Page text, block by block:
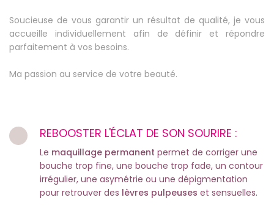
Soucieuse de vous garantir un résultat de qualité, je vous
accueille individuellement afin de définir et répondre
parfaitement à vos besoins.
Ma passion au service de votre beauté.
REBOOSTER L'ÉCLAT DE SON SOURIRE :
Le maquillage permanent permet de corriger une
bouche trop fine, une bouche trop fade, un contour
irrégulier, une asymétrie ou une dépigmentation
pour retrouver des lèvres pulpeuses et sensuelles.